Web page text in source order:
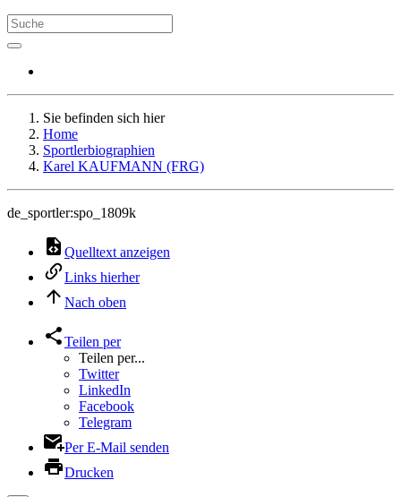
Sie befinden sich hier
Home
Sportlerbiographien
Karel KAUFMANN (FRG)
de_sportler:spo_1809k
Quelltext anzeigen
Links hierher
Nach oben
Teilen per
Teilen per...
Twitter
LinkedIn
Facebook
Telegram
Per E-Mail senden
Drucken